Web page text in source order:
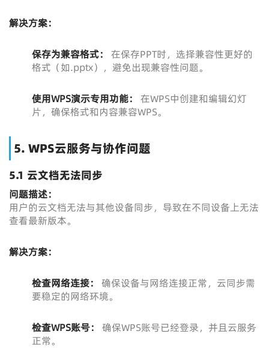
解决方案：
保存为兼容格式：
在保存PPT时，选择兼容性更好的
格式（如.pptx），避免出现兼容性问题。
使用WPS演示专用功能：
在WPS中创建和编辑幻灯
片，确保格式和内容兼容WPS。
5. WPS云服务与协作问题
5.1 云文档无法同步
问题描述：
用户的云文档无法与其他设备同步，导致在不同设备上无法
查看最新版本。
解决方案：
检查网络连接：
确保设备与网络连接正常，云同步需
要稳定的网络环境。
检查WPS账号：
确保WPS账号已经登录，并且云服务
正常。